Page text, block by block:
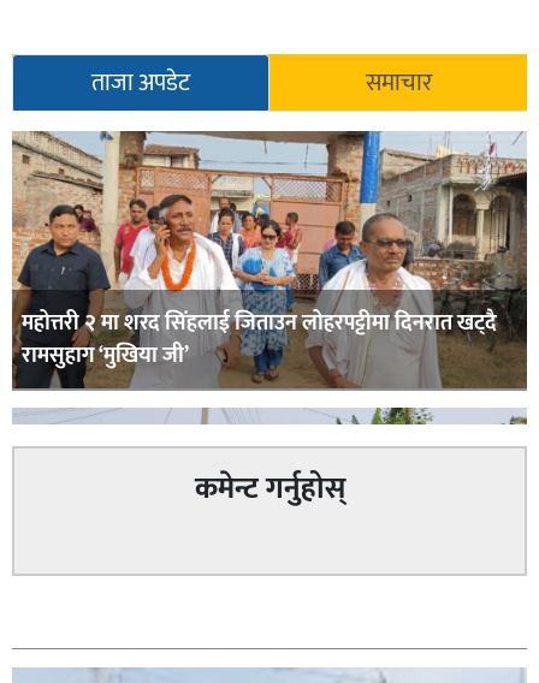
ताजा अपडेट समाचार
महोत्तरी २ मा शरद सिंहलाई जिताउन लोहरपट्टीमा दिनरात खट्दै
रामसुहाग ‘मुखिया जी’
कमेन्ट गर्नुहोस्